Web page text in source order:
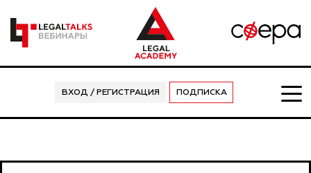
ВХОД / РЕГИСТРАЦИЯ ПОДПИСКА